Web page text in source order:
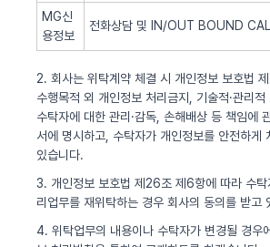
MG신
용정보
전화상담 및 IN/OUT BOUND
2. 회사는 위탁계약 체결 시 개인정보 보호법
수행목적 외 개인정보 처리금지, 기술적·관리적
수탁자에 대한 관리·감독, 손해배상 등 책임에
서에 명시하고, 수탁자가 개인정보를 안전하게
있습니다.
3. 개인정보 보호법 제26조 제6항에 따라 수탁
리업무를 재위탁하는 경우 회사의 동의를 받고
4. 위탁업무의 내용이나 수탁자가 변경될 경우